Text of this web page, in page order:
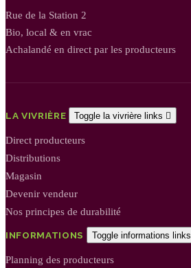
Rue de la Station 2
Bio, local & en vrac
Achalandé en direct par les producteurs
LA VIVRIÈRE Toggle la vivrière links 
Direct producteurs
Distributions
Magasin
Devenir vendeur
Nos principes de durabilité
INFORMATIONS Toggle informations links
Planning des producteurs